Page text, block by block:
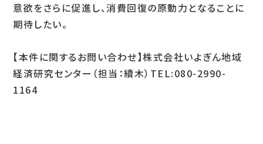
意欲をさらに促進し、消費回復の原動力となることに
期待したい。
【本件に関するお問い合わせ】株式会社いよぎん地域
経済研究センター（担当：續木）TEL:080-2990-
1164